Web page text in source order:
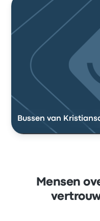
Bussen van
Mensen